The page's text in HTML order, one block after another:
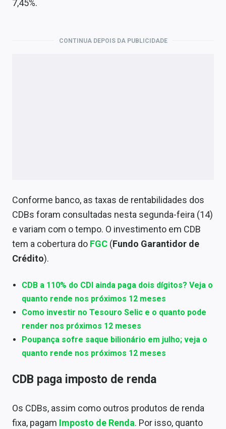
7,45%.
CONTINUA DEPOIS DA PUBLICIDADE
Conforme banco, as taxas de rentabilidades dos
CDBs foram consultadas nesta segunda-feira (14)
e variam com o tempo. O investimento em CDB
tem a cobertura do FGC (Fundo Garantidor de
Crédito).
CDB a 110% do CDI ainda paga dois dígitos? Veja o
quanto rende nos próximos 12 meses
Como investir no Tesouro Selic e o quanto pode
render nos próximos 12 meses
Poupança sofre saque bilionário em julho; veja o
quanto rende nos próximos 12 meses
CDB paga imposto de renda
Os CDBs, assim como outros produtos de renda
fixa, pagam Imposto de Renda. Por isso, quanto